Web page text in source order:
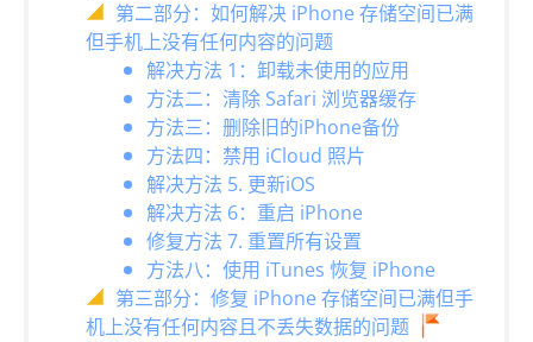
第二部分：如何解决 iPhone 存储空间已满
但手机上没有任何内容的问题
解决方法 1：卸载未使用的应用
方法二：清除 Safari 浏览器缓存
方法三：删除旧的iPhone备份
方法四：禁用 iCloud 照片
解决方法 5. 更新iOS
解决方法 6：重启 iPhone
修复方法 7. 重置所有设置
方法八：使用 iTunes 恢复 iPhone
第三部分：修复 iPhone 存储空间已满但手
机上没有任何内容且不丢失数据的问题